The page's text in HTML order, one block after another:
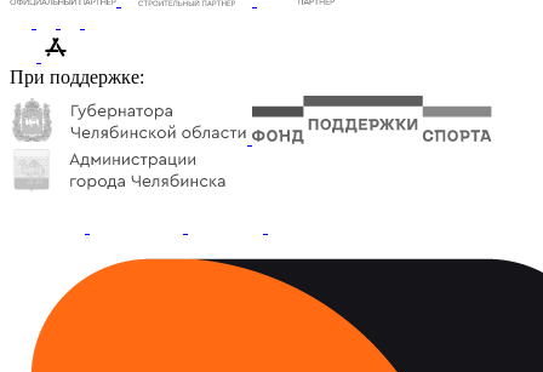
При поддержке: